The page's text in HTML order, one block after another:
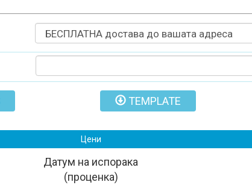
TEMPLATE
Цени
Датум на испорака
(проценка)